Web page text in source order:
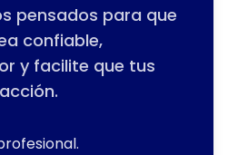
pensados para que
confiable,
y facilite que tus